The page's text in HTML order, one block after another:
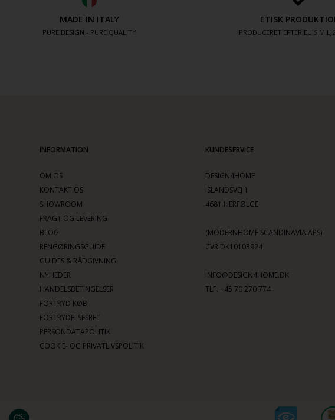
MADE IN ITALY
PURE DESIGN - PURE QUALITY
ETISK
PRODUCERET EFTER EU´S
INFORMATION
OM OS
KONTAKT OS
SHOWROOM
FRAGT OG LEVERING
BLOG
RENGØRINGSGUIDE
GUIDES & RÅDGIVNING
NYHEDER
HANDELSBETINGELSER
FORTRYD KØB
FORTRYDELSESRET
PERSONDATAPOLITIK
COOKIE- OG PRIVATLIVSPOLITIK
KUNDESERVICE
DESIGN4HOME
ISLANDSVEJ 1
4681 HERFØLGE
(MODERNHOME SCANDINAVIA APS)
CVR:DK10103924
INFO@DESIGN4HOME.DK
TLF. +45 70 270 774